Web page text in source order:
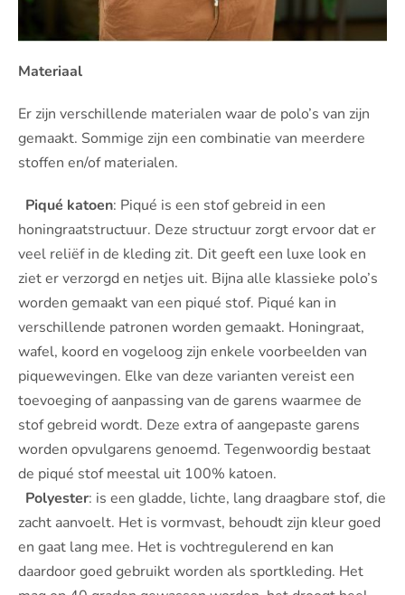
Materiaal
Er zijn verschillende materialen waar de polo’s van zijn
gemaakt. Sommige zijn een combinatie van meerdere
stoffen en/of materialen.
Piqué katoen: Piqué is een stof gebreid in een
honingraatstructuur. Deze structuur zorgt ervoor dat er
veel reliëf in de kleding zit. Dit geeft een luxe look en
ziet er verzorgd en netjes uit. Bijna alle klassieke polo’s
worden gemaakt van een piqué stof. Piqué kan in
verschillende patronen worden gemaakt. Honingraat,
wafel, koord en vogeloog zijn enkele voorbeelden van
piquewevingen. Elke van deze varianten vereist een
toevoeging of aanpassing van de garens waarmee de
stof gebreid wordt. Deze extra of aangepaste garens
worden opvulgarens genoemd. Tegenwoordig bestaat
de piqué stof meestal uit 100% katoen.
Polyester: is een gladde, lichte, lang draagbare stof, die
zacht aanvoelt. Het is vormvast, behoudt zijn kleur goed
en gaat lang mee. Het is vochtregulerend en kan
daardoor goed gebruikt worden als sportkleding. Het